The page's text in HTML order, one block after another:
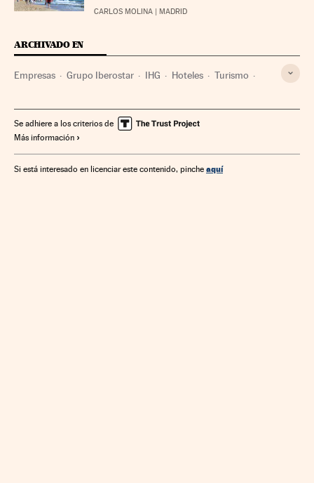
CARLOS MOLINA | MADRID
ARCHIVADO EN
Empresas Grupo Iberostar IHG Hoteles Turismo
Se adhiere a los criterios de
Más información
Si está interesado en licenciar este contenido, pinche aquí